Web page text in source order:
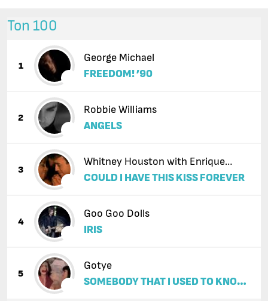
Топ 100
1
George Michael
FREEDOM! ’90
2
Robbie Williams
ANGELS
3
Whitney Houston with Enrique
Iglesias
COULD I HAVE THIS KISS FOREVER
4
Goo Goo Dolls
IRIS
5
Gotye
SOMEBODY THAT I USED TO KNOW